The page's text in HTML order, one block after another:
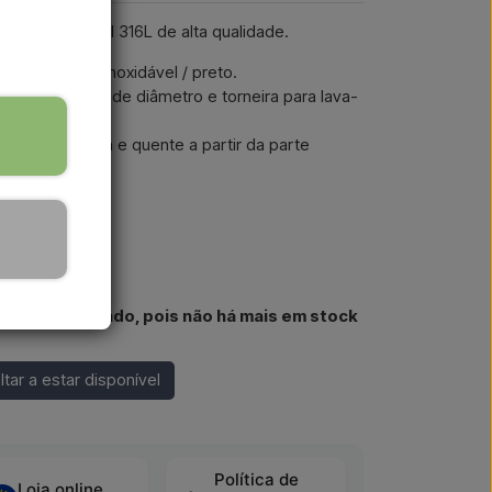
aço inoxidável 316L de alta qualidade.
em aço inoxidável / preto.
de 6 cm de diâmetro e torneira para lava-
de água fria e quente a partir da parte
ser comprado, pois não há mais em stock
a estar disponível
Política de